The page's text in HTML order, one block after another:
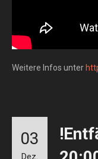
Weitere Infos unter
03
Dez.